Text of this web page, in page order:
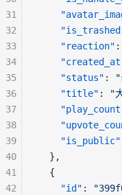
"reaction" :
"status" :
"title" : "
"is_public"
  },
  {
"id" :
31
32
33
34
35
36
37
38
39
40
41
42